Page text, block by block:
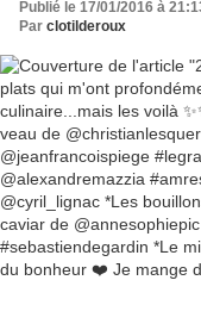
tartine végétale
#amrestaurant
@cyril_lignac
*Le bar de ligne
*La tartelette
de @dumasjulien Que du bonheur ❤️ Je mange
Publié le 17/01/2016 à
Par clotilderoux